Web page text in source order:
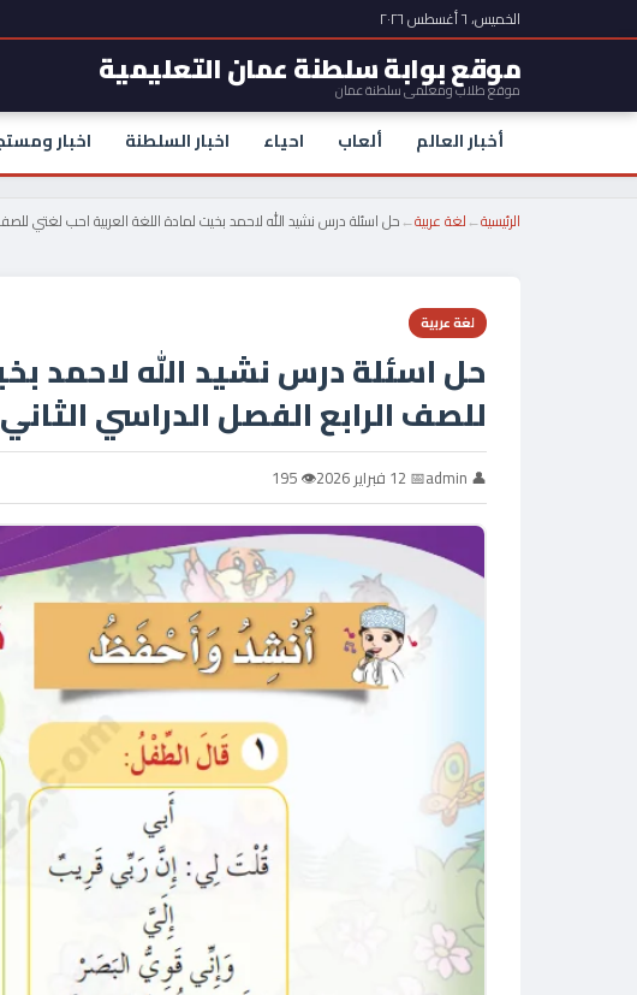
الخميس، ٦ أغسطس ٢٠٢٦
موقع بوابة سلطنة عمان التعليمية
موقع طلاب ومعلمي سلطنة عمان
أخبار العالم ألعاب احياء اخبار السلطنة اخبار
الرئيسية←لغة عربية←حل اسئلة درس نشيد الله لاحمد بخيت لمادة اللغة العربية احب لغتي
لغة عربية
حل اسئلة درس نشيد الله لاحمد
للصف الرابع الفصل الدراسي
👤 admin 📅 12 فبراير 2026 👁 195